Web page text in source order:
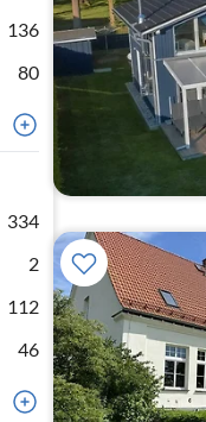
136
80
334
2
112
46